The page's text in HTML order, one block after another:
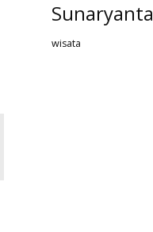
Sunaryanta
wisata